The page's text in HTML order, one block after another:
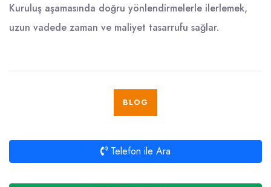
Kuruluş aşamasında doğru yönlendirmelerle ilerlemek,
uzun vadede zaman ve maliyet tasarrufu sağlar.
BLOG
Telefon ile Ara